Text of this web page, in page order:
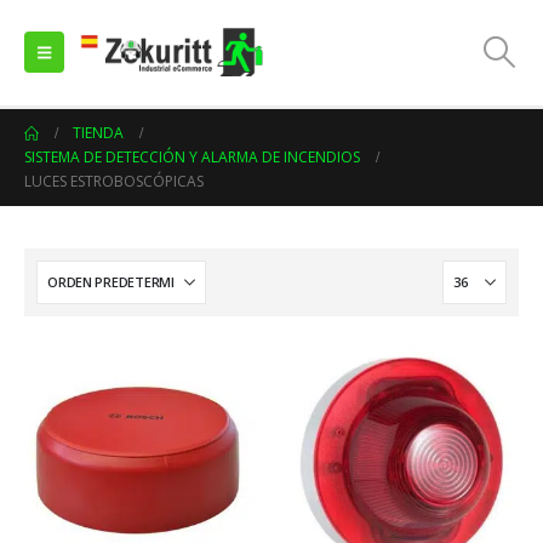
TIENDA
SISTEMA DE DETECCIÓN Y ALARMA DE INCENDIOS
LUCES ESTROBOSCÓPICAS